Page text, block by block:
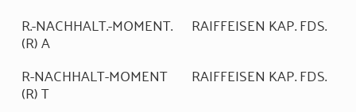
R.-NACHHALT.-MOMENT.
(R) A
RAIFFEISEN KAP. FDS.
R-NACHHALT-MOMENT
(R) T
RAIFFEISEN KAP. FDS.